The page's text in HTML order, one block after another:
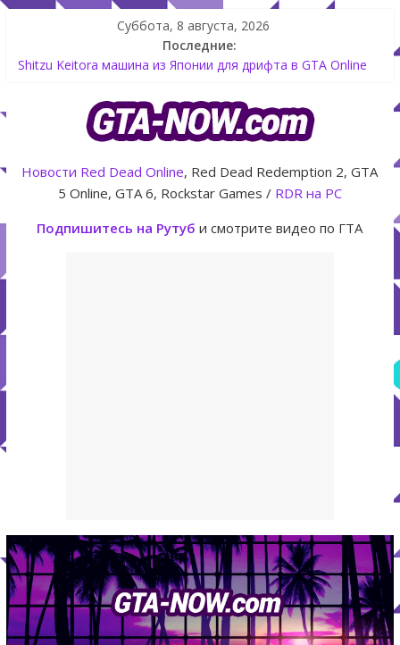
Суббота, 8 августа, 2026
Последние:
Как создать аккаунт Rockstar Games Social Club инструкция
The Kortz Center Heist — новое ограбление появится в
GTA Online уже 14 июля
GTA Online: Rockstar запускает программу Fine Art Collector
Летнее обновление для GTA 5 Online The Kortz Center Heist
Новости Red Dead Online, Red Dead Redemption 2, GTA
5 Online, GTA 6, Rockstar Games / RDR на PC
Подпишитесь на Рутуб и смотрите видео по ГТА